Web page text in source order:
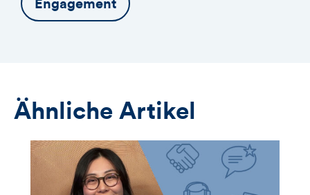
Engagement
Ähnliche Artikel